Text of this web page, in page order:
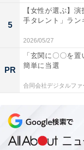
集・執筆・校閲・
コンテンツ制作に
5
【女性が選ぶ】
手タレント」ラン
2026/05/27
PR
「玄関に〇〇を
簡単に当選
合同会社デジタルファ